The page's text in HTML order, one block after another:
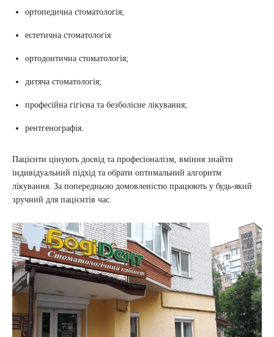
ортопедична стоматологія;
естетична стоматологія
ортодонтична стоматологія;
дитяча стоматологія;
професійна гігієна та безболісне лікування;
рентгенографія.
Пацієнти цінують досвід та професіоналізм, вміння знайти
індивідуальний підхід та обрати оптимальний алгоритм
лікування. За попередньою домовленістю працюють у будь-який
зручний для пацієнтів час.